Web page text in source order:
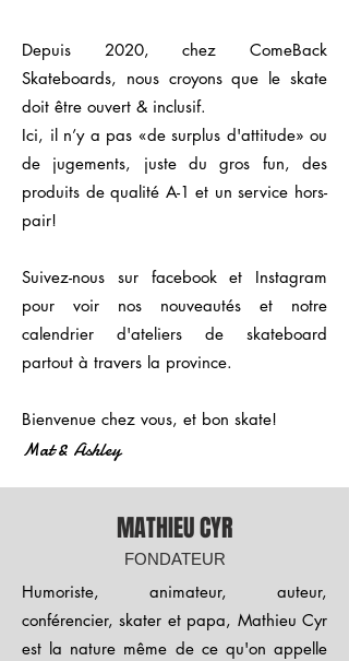
Depuis 2020, chez ComeBack
Skateboards, nous croyons que le skate
doit être ouvert & inclusif.
Ici, il n’y a pas «de surplus d'attitude» ou
de jugements, juste du gros fun, des
produits de qualité A-1 et un service hors-
pair!
Suivez-nous sur facebook et Instagram
pour voir nos nouveautés et notre
calendrier d'ateliers de skateboard
partout à travers la province.
Bienvenue chez vous, et bon skate!
Mat & Ashley
MATHIEU CYR
FONDATEUR
Humoriste, animateur, auteur,
conférencier, skater et papa, Mathieu Cyr
est la nature même de ce qu'on appelle